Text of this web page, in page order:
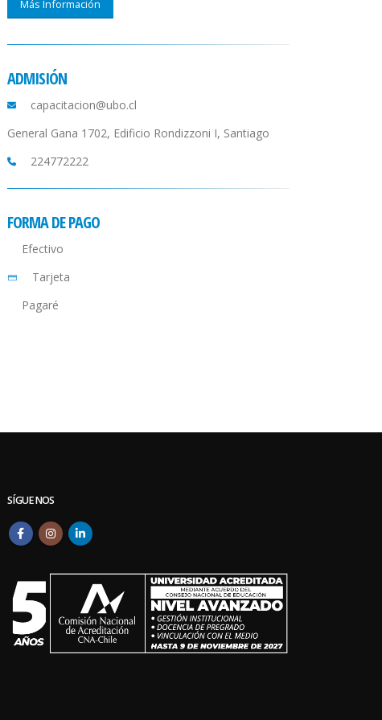
Más Información
ADMISIÓN
capacitacion@ubo.cl
General Gana 1702, Edificio Rondizzoni I, Santiago
224772222
FORMA DE PAGO
Efectivo
Tarjeta
Pagaré
SÍGUENOS